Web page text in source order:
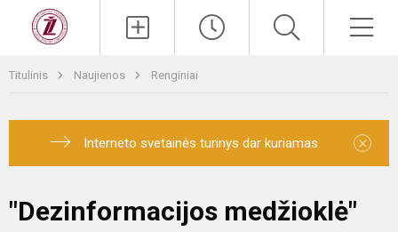
Titulinis Naujienos Renginiai
Interneto svetainės turinys dar kuriamas. ×
"Dezinformacijos medžioklė"